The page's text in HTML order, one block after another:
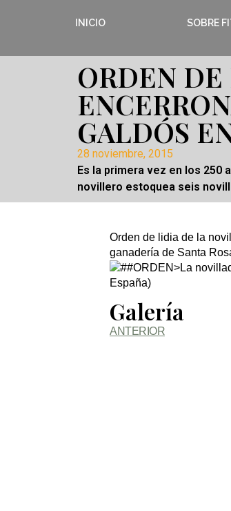
INICIO SOBRE
ORDEN
GALDÓS
28 noviembre, 2015
Es la primera vez en los 250
novillero estoquea seis
Orden de lidia de la
ganadería de Santa
>La
España)
Galería
ANTERIOR